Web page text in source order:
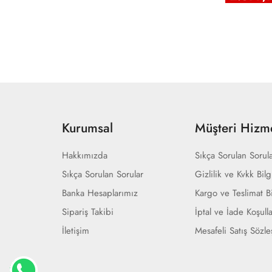
Kurumsal
Hakkımızda
Sıkça Sorulan Sorular
Banka Hesaplarımız
Sipariş Takibi
İletişim
Müşteri
Sıkça Sorulan
Gizlilik ve Kvkk
Kargo ve Teslimat
İptal ve İade
Mesafeli Satış